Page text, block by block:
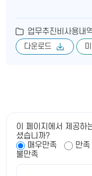
업무추진비사용
다운로드
이 페이지에서 제공하
셨습니까?
매우만족
만족
불만족